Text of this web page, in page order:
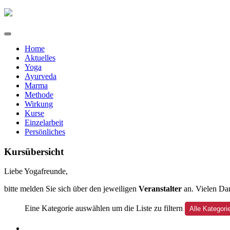
Home
Aktuelles
Yoga
Ayurveda
Marma
Methode
Wirkung
Kurse
Einzelarbeit
Persönliches
Kursübersicht
Liebe Yogafreunde,
bitte melden Sie sich über den jeweiligen Veranstalter an. Vielen
Eine Kategorie auswählen um die Liste zu filtern